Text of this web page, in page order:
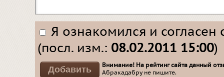
Я ознакомился и согласен
(посл. изм.: 08.02.2011 15:00)
Внимание! На рейтинг сайта данный
Абракадабру не пишите.